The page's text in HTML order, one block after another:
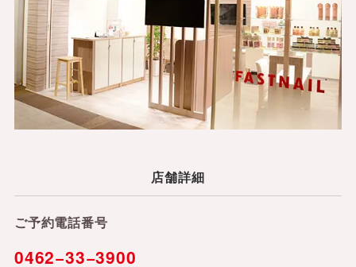
店舗詳細
ご予約電話番号
0462−33−3900